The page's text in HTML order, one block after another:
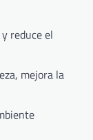
reduce el
mejora la